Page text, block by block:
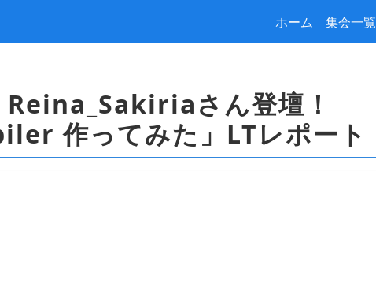
ホーム 集会一覧
さん登壇！
作ってみた」LTレポート